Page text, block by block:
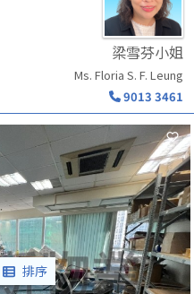
梁雪芬小姐
Ms. Floria S. F. Leung
9013 3461
排序